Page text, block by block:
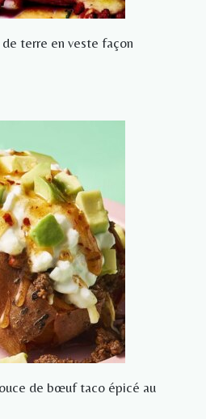
terre en veste façon
de bœuf taco épicé au